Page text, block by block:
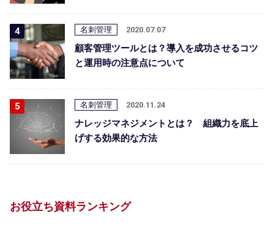
名刺管理 2020.07.07
顧客管理ツールとは？導入を成功させるコツ
と運用時の注意点について
名刺管理 2020.11.24
ナレッジマネジメントとは？ 組織力を底上
げする効果的な方法
お役立ち資料ランキング